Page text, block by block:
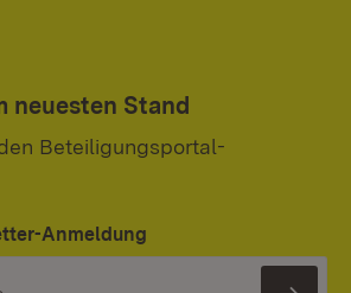
neuesten Stand
Beteiligungsportal-
Anmeldung